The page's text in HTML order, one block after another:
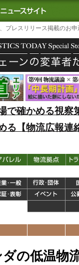
｜国内最大の物
プレスリリース掲載のお申
で確かめる視察
る【物流広報連
の低温物